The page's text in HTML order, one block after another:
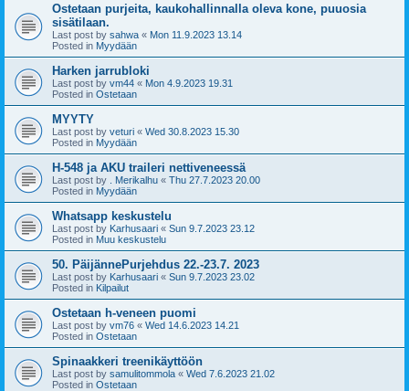
Ostetaan purjeita, kaukohallinnalla oleva kone, puuosia
sisätilaan.
Last post by sahwa « Mon 11.9.2023 13.14
Posted in Myydään
Harken jarrubloki
Last post by vm44 « Mon 4.9.2023 19.31
Posted in Ostetaan
MYYTY
Last post by veturi « Wed 30.8.2023 15.30
Posted in Myydään
H-548 ja AKU traileri nettiveneessä
Last post by . Merikalhu « Thu 27.7.2023 20.00
Posted in Myydään
Whatsapp keskustelu
Last post by Karhusaari « Sun 9.7.2023 23.12
Posted in Muu keskustelu
50. PäijännePurjehdus 22.-23.7. 2023
Last post by Karhusaari « Sun 9.7.2023 23.02
Posted in Kilpailut
Ostetaan h-veneen puomi
Last post by vm76 « Wed 14.6.2023 14.21
Posted in Ostetaan
Spinaakkeri treenikäyttöön
Last post by samulitommola « Wed 7.6.2023 21.02
Posted in Ostetaan